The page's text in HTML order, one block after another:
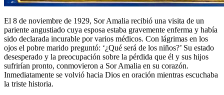
El 8 de noviembre de 1929, Sor Amalia recibió una visita de un
pariente angustiado cuya esposa estaba gravemente enferma y había
sido declarada incurable por varios médicos. Con lágrimas en los
ojos el pobre marido preguntó: ‘¿Qué será de los niños?’ Su estado
desesperado y la preocupación sobre la pérdida que él y sus hijos
sufrirían pronto, conmovieron a Sor Amalia en su corazón.
Inmediatamente se volvió hacia Dios en oración mientras escuchaba
la triste historia.